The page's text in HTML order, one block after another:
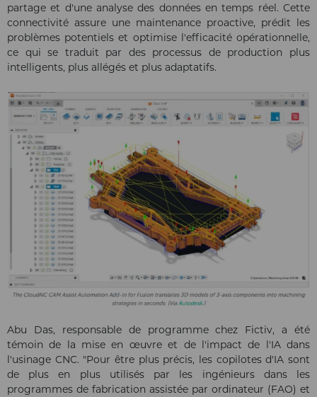
partage et d'une analyse des données en temps réel. Cette
connectivité assure une maintenance proactive, prédit les
problèmes potentiels et optimise l'efficacité opérationnelle,
ce qui se traduit par des processus de production plus
intelligents, plus allégés et plus adaptatifs.
Abu Das, responsable de programme chez Fictiv, a été
témoin de la mise en œuvre et de l'impact de l'IA dans
l'usinage CNC. "Pour être plus précis, les copilotes d'IA sont
de plus en plus utilisés par les ingénieurs dans les
programmes de fabrication assistée par ordinateur (FAO) et